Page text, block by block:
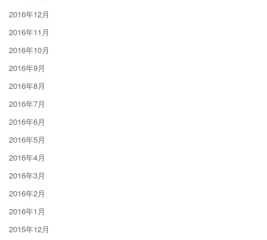
2016年12月
2016年11月
2016年10月
2016年9月
2016年8月
2016年7月
2016年6月
2016年5月
2016年4月
2016年3月
2016年2月
2016年1月
2015年12月